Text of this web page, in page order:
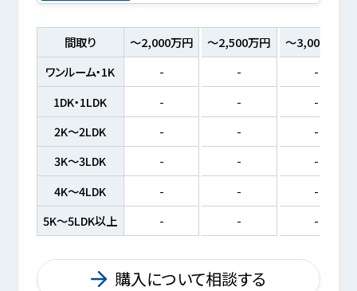
間取り
ワンルーム・1K
1DK・1LDK
2K～2LDK
3K～3LDK
4K～4LDK
5K～5LDK以上
～2,000万円
-
-
-
-
-
-
～2,500万円
-
-
-
-
-
-
～3,000万円
-
-
-
-
-
-
購入について相談する